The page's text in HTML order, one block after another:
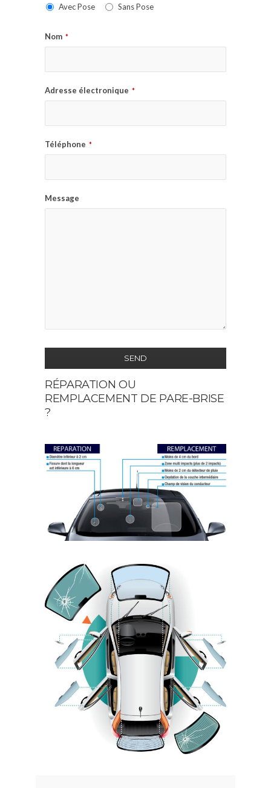
Avec Pose Sans Pose
Nom *
Adresse électronique *
Téléphone *
Message
SEND
This
field
should
left
blank
RÉPARATION OU
REMPLACEMENT DE PARE-BRISE
?